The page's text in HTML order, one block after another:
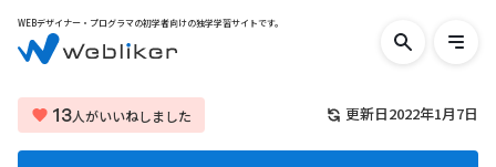
WEBデザイナー・プログラマの初学者向けの独学学習サイトです。
検
る ー
開
13人がいいねしました 更新日2022年1月7日